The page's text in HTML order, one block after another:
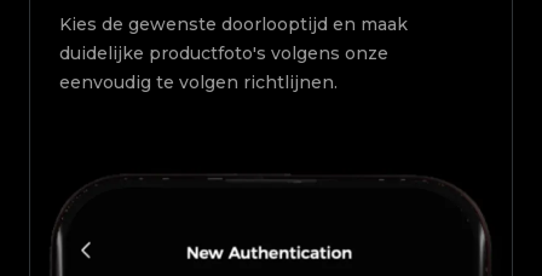
Kies de gewenste doorlooptijd en maak
duidelijke productfoto's volgens onze
eenvoudig te volgen richtlijnen.